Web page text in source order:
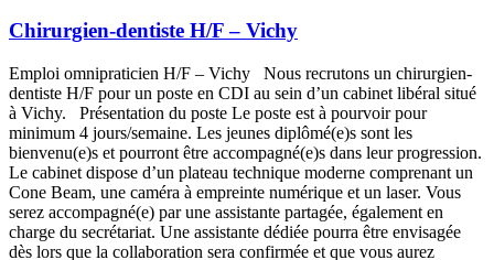
Chirurgien-dentiste H/F – Vichy
Emploi omnipraticien H/F – Vichy Nous recrutons un chirurgien-
dentiste H/F pour un poste en CDI au sein d’un cabinet libéral situé
à Vichy. Présentation du poste Le poste est à pourvoir pour
minimum 4 jours/semaine. Les jeunes diplômé(e)s sont les
bienvenu(e)s et pourront être accompagné(e)s dans leur progression.
Le cabinet dispose d’un plateau technique moderne comprenant un
Cone Beam, une caméra à empreinte numérique et un laser. Vous
serez accompagné(e) par une assistante partagée, également en
charge du secrétariat. Une assistante dédiée pourra être envisagée
dès lors que la collaboration sera confirmée et que vous aurez